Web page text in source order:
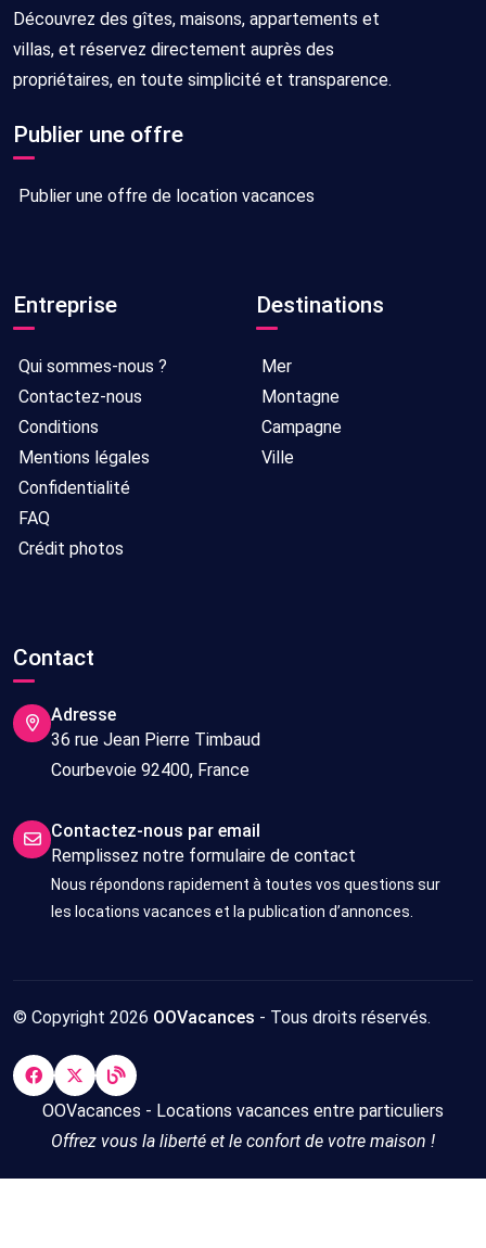
Découvrez des gîtes, maisons, appartements et
villas, et réservez directement auprès des
propriétaires, en toute simplicité et transparence.
Publier une offre
Publier une offre de location vacances
Entreprise
Qui sommes-nous ?
Contactez-nous
Conditions
Mentions légales
Confidentialité
FAQ
Crédit photos
Destinations
Mer
Montagne
Campagne
Ville
Contact
Adresse
36 rue Jean Pierre Timbaud
Courbevoie 92400, France
Contactez-nous par email
Remplissez notre formulaire de contact
Nous répondons rapidement à toutes vos questions sur
les locations vacances et la publication d’annonces.
© Copyright 2026 OOVacances - Tous droits réservés.
OOVacances - Locations vacances entre particuliers
Offrez vous la liberté et le confort de votre maison !